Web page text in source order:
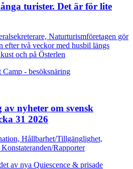
turister. Det är för lite
Naturturismföretagen gör
efter två veckor med husbil längs
och på Österlen
nyheter om svensk
31 2026
Hållbarhet/Tillgänglighet,
Rapporter